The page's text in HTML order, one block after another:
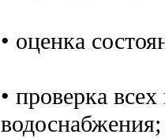
• оценка
• проверка
водоснабжения;